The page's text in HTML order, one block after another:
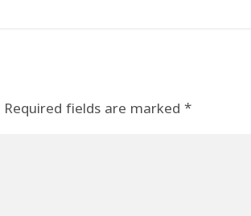
Required fields are marked*